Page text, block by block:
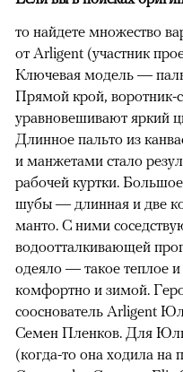
то найдете множество
от Arligent (участник
Ключевая модель —
Прямой крой, воротник-
уравновешивают яркий
Длинное пальто из
и манжетами стало
рабочей куртки.
шубы — длинная и две
манто. С ними
водоотталкивающей
одеяло — такое теплое
комфортно и зимой.
сооснователь Arligent
Семен Пленков. Для
(когда-то она ходила